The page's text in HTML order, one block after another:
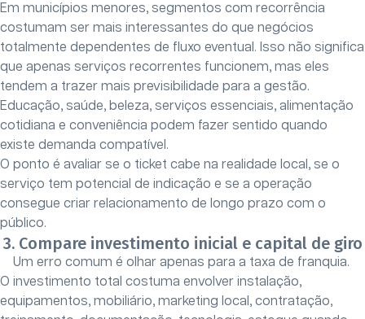
Em municípios menores, segmentos com recorrência
costumam ser mais interessantes do que negócios
totalmente dependentes de fluxo eventual. Isso não significa
que apenas serviços recorrentes funcionem, mas eles
tendem a trazer mais previsibilidade para a gestão.
Educação, saúde, beleza, serviços essenciais, alimentação
cotidiana e conveniência podem fazer sentido quando
existe demanda compatível.
O ponto é avaliar se o ticket cabe na realidade local, se o
serviço tem potencial de indicação e se a operação
consegue criar relacionamento de longo prazo com o
público.
3. Compare investimento inicial e capital de giro
Um erro comum é olhar apenas para a taxa de franquia.
O investimento total costuma envolver instalação,
equipamentos, mobiliário, marketing local, contratação,